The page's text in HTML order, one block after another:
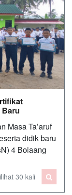
Baru
Masa Ta’aruf
didik baru
4 Bolaang
30 kali